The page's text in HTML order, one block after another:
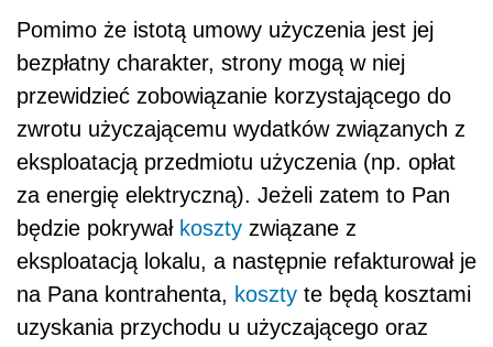
Pomimo że istotą umowy użyczenia jest jej
bezpłatny charakter, strony mogą w niej
przewidzieć zobowiązanie korzystającego do
zwrotu użyczającemu wydatków związanych z
eksploatacją przedmiotu użyczenia (np. opłat
za energię elektryczną). Jeżeli zatem to Pan
będzie pokrywał koszty związane z
eksploatacją lokalu, a następnie refakturował je
na Pana kontrahenta, koszty te będą kosztami
uzyskania przychodu u użyczającego oraz